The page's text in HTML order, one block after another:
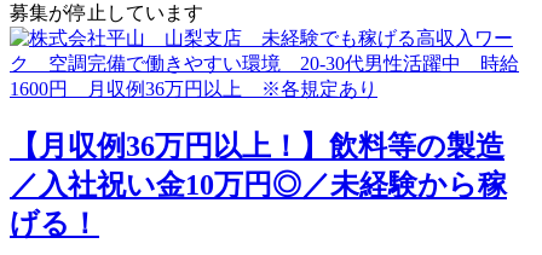
募集が停止しています
【月収例36万円以上！】飲料等の製造
／入社祝い金10万円◎／未経験から稼
げる！